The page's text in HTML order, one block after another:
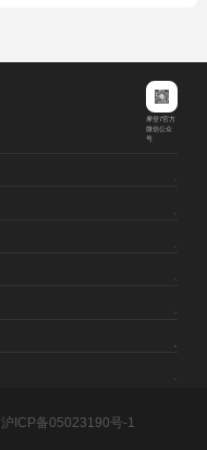
摩登7官方
微信公众
号
沪ICP备05023190号-1